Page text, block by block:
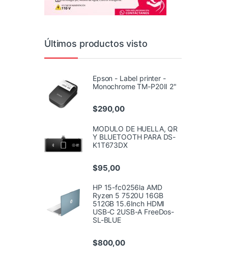
Últimos productos visto
Epson - Label printer -
Monochrome TM-P20II 2"
$290,00
MODULO DE HUELLA, QR
Y BLUETOOTH PARA DS-
K1T673DX
$95,00
HP 15-fc0256la AMD
Ryzen 5 7520U 16GB
512GB 15.6Inch HDMI
USB-C 2USB-A FreeDos-
SL-BLUE
$800,00